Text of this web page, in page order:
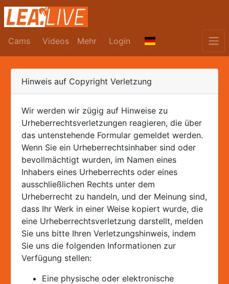
Cams Videos Mehr Login
Hinweis auf Copyright Verletzung
Wir werden wir zügig auf Hinweise zu
Urheberrechtsverletzungen reagieren, die über
das untenstehende Formular gemeldet werden.
Wenn Sie ein Urheberrechtsinhaber sind oder
bevollmächtigt wurden, im Namen eines
Inhabers eines Urheberrechts oder eines
ausschließlichen Rechts unter dem
Urheberrecht zu handeln, und der Meinung sind,
dass Ihr Werk in einer Weise kopiert wurde, die
eine Urheberrechtsverletzung darstellt, melden
Sie uns bitte Ihren Verletzungshinweis, indem
Sie uns die folgenden Informationen zur
Verfügung stellen:
Eine physische oder elektronische